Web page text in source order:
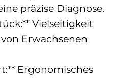
präzise Diagnose.
Vielseitigkeit
Erwachsenen
Ergonomisches